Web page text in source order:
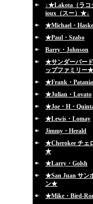
↓★Lakota（ラコ
ioux（スー）★↓
★Michael・
★Paul・Szabo
Barry・Johnson
★サンダーバー
ップファミリー★
★Frank・
★Julian・Lovato
★Joe・H・
★Lewis・Lomay
Jimmy・Herald
★Cherokee チェ
★
★Larry・Golsh
★San Juan サン
ン★
★Mike・Bird-